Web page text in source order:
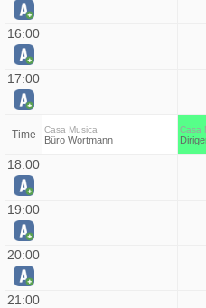
16:00
17:00
Time Casa Musica
Büro Wortmann
Casa
18:00
19:00
20:00
21:00